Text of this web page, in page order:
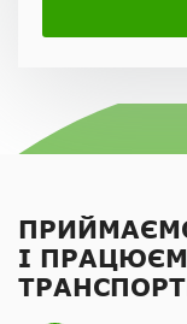
І